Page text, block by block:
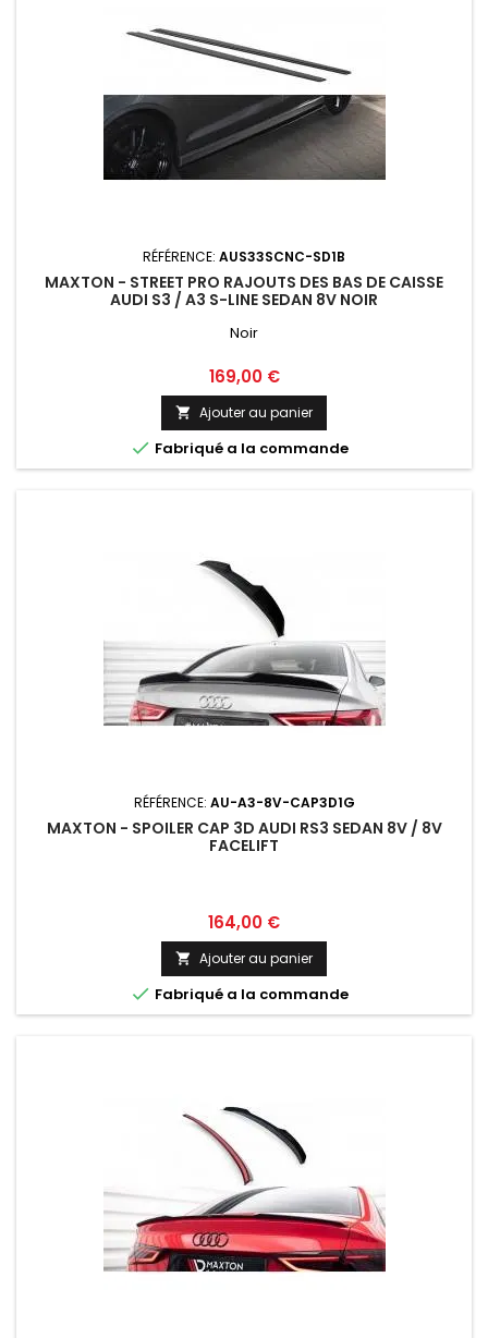
RÉFÉRENCE: AUS33SCNC-SD1B
MAXTON - STREET PRO RAJOUTS DES BAS DE CAISSE
AUDI S3 / A3 S-LINE SEDAN 8V NOIR
Noir
Prix
169,00 €
 Ajouter au panier
 Fabriqué a la commande
RÉFÉRENCE: AU-A3-8V-CAP3D1G
MAXTON - SPOILER CAP 3D AUDI RS3 SEDAN 8V / 8V
FACELIFT
Prix
164,00 €
 Ajouter au panier
 Fabriqué a la commande